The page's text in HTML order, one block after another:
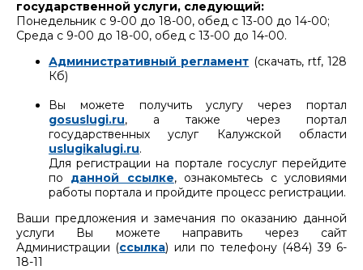
государственной услуги, следующий:
Понедельник с 9-00 до 18-00, обед с 13-00 до 14-00;
Среда с 9-00 до 18-00, обед с 13-00 до 14-00.
Административный регламент (скачать, rtf, 128
Кб)
Вы можете получить услугу через портал
gosuslugi.ru, а также через портал
государственных услуг Калужской области
uslugikalugi.ru.
Для регистрации на портале госуслуг перейдите
по данной ссылке, ознакомьтесь с условиями
работы портала и пройдите процесс регистрации.
Ваши предложения и замечания по оказанию данной
услуги Вы можете направить через сайт
Администрации (ссылка) или по телефону (484) 39 6-
18-11